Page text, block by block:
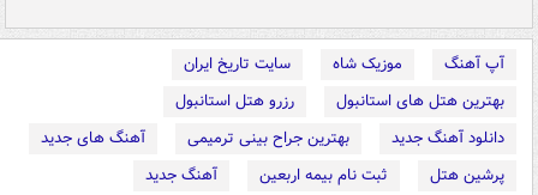
آپ آهنگ موزیک شاه
سایت تاریخ ایران
بهترین هتل های استانبول
رزرو هتل استانبول
دانلود آهنگ جدید
بهترین جراح بینی ترمیمی
آهنگ های جدید
پرشین هتل
ثبت نام بیمه اربعین
آهنگ جدید